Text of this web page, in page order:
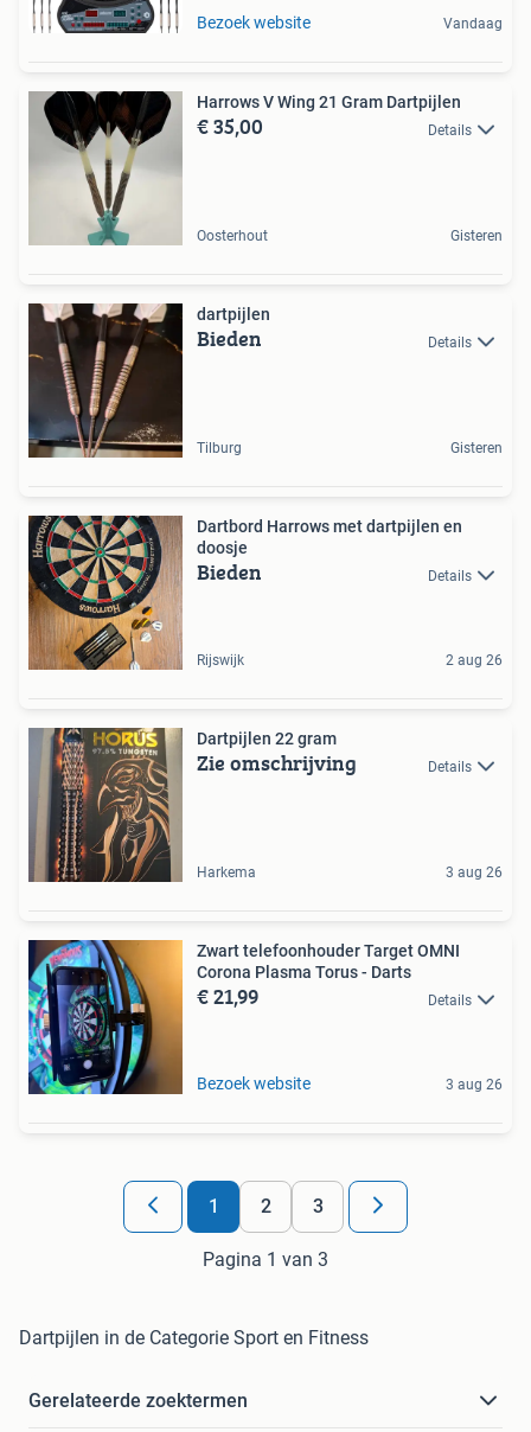
Bezoek website Vandaag
Harrows V Wing 21 Gram Dartpijlen
€ 35,00 Details
Oosterhout Gisteren
dartpijlen
Bieden Details
Tilburg Gisteren
Dartbord Harrows met dartpijlen en
doosje
Bieden Details
Rijswijk 2 aug 26
Dartpijlen 22 gram
Zie omschrijving Details
Harkema 3 aug 26
Zwart telefoonhouder Target OMNI
Corona Plasma Torus - Darts
€ 21,99 Details
Bezoek website 3 aug 26
1 2 3
Pagina 1 van 3
Dartpijlen in de Categorie Sport en Fitness
Gerelateerde zoektermen